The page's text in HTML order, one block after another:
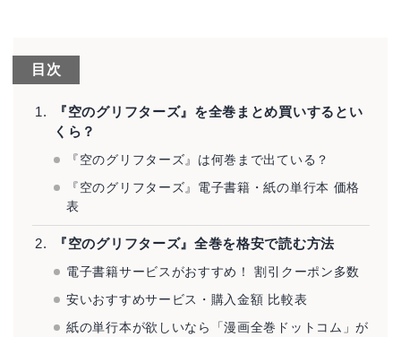
目次
『空のグリフターズ』を全巻まとめ買いするとい
くら？
『空のグリフターズ』は何巻まで出ている？
『空のグリフターズ』電子書籍・紙の単行本 価格
表
『空のグリフターズ』全巻を格安で読む方法
電子書籍サービスがおすすめ！ 割引クーポン多数
安いおすすめサービス・購入金額 比較表
紙の単行本が欲しいなら「漫画全巻ドットコム」が